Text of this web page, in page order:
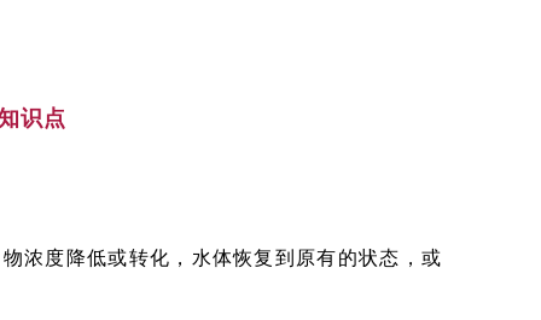
识点
浓度降低或转化，水体恢复到原有的状态，或